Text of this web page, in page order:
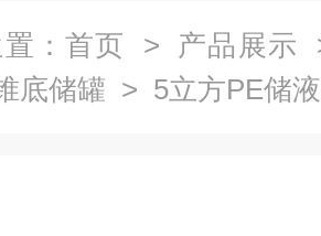
： 首页 > 产品展示
底储罐 > 5立方PE储